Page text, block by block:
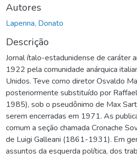
Autores
Lapenna, Donato
Descrição
Jornal ítalo-estadunidense de caráter
1922 pela comunidade anárquica
Unidos. Teve como diretor Osvaldo
posteriormente substituído por
1985), sob o pseudônimo de Max
serem encerradas em 1971. As
comum a seção chamada Cronache
de Luigi Galleani (1861-1931). Em
assuntos da esquerda política, dos